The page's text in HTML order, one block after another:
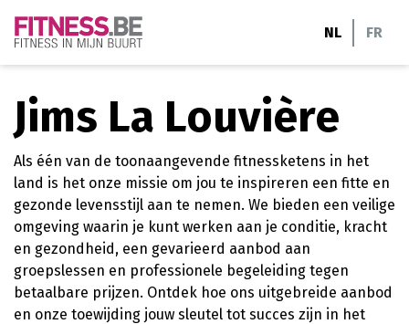
NL FR
Jims La Louvière
Als één van de toonaangevende fitnessketens in het
land is het onze missie om jou te inspireren een fitte en
gezonde levensstijl aan te nemen. We bieden een veilige
omgeving waarin je kunt werken aan je conditie, kracht
en gezondheid, een gevarieerd aanbod aan
groepslessen en professionele begeleiding tegen
betaalbare prijzen. Ontdek hoe ons uitgebreide aanbod
en onze toewijding jouw sleutel tot succes zijn in het